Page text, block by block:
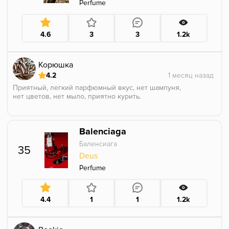
Perfume
4.6 3 3 1.2k
Корюшка
4.2
Приятный, легкий парфюмный вкус, нет шампуня,
нет цветов, нет мыло, приятно курить.
35
Balenciaga
Баленсиага
Deus
Perfume
4.4 1 1 1.2k